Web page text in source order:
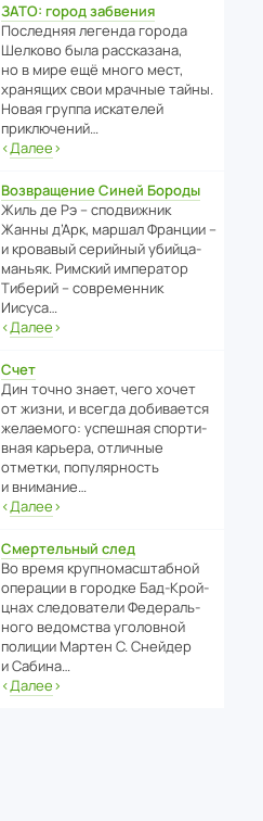
ЗАТО: город забвения
После­дняя легенда города
Шелково была расска­зана,
но в мире ещё много мест,
хранящих свои мрачные тайны.
Новая группа иска­телей
приключений…
‹Далее›
Возвращение Синей Бороды
Жиль де Рэ – спод­ви­жник
Жанны д’Арк, маршал Франции –
и кровавый серийный убийца-
маньяк. Римский импе­ратор
Тиберий – совре­менник
Иисуса…
‹Далее›
Счет
Дин точно знает, чего хочет
от жизни, и всегда доби­ва­ется
жела­е­мого: успе­шная спор­ти­
вная карьера, отли­чные
отметки, попу­ля­р­ность
и внимание…
‹Далее›
Смертельный след
Во время круп­но­мас­ш­та­бной
операции в городке Бад‑Крой­
цнах следо­ва­тели Феде­раль­
ного ведомства уголо­вной
полиции Мартен С. Снейдер
и Сабина…
‹Далее›